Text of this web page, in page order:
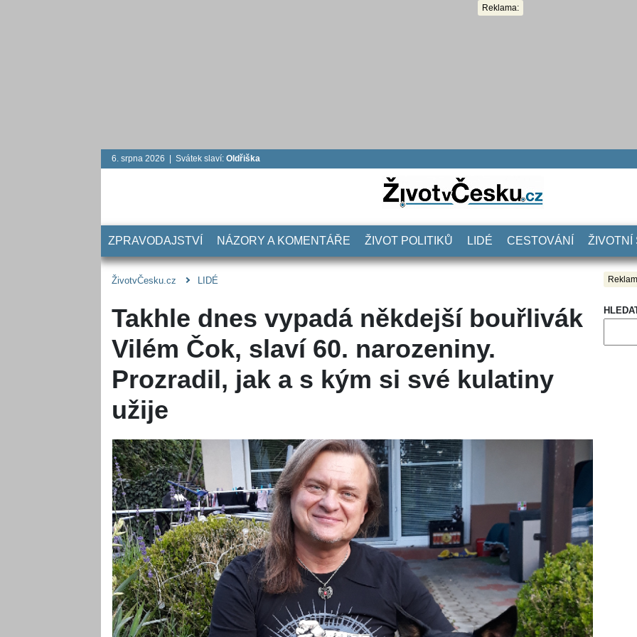
Reklama:
6. srpna 2026 | Svátek slaví: Oldřiška
ZPRAVODAJSTVÍ NÁZORY A KOMENTÁŘE ŽIVOT POLITIKŮ LIDÉ CESTOVÁNÍ ŽIVOTNÍ
ŽivotvČesku.cz LIDÉ
Takhle dnes vypadá někdejší bouřlivák
Vilém Čok, slaví 60. narozeniny.
Prozradil, jak a s kým si své kulatiny
užije